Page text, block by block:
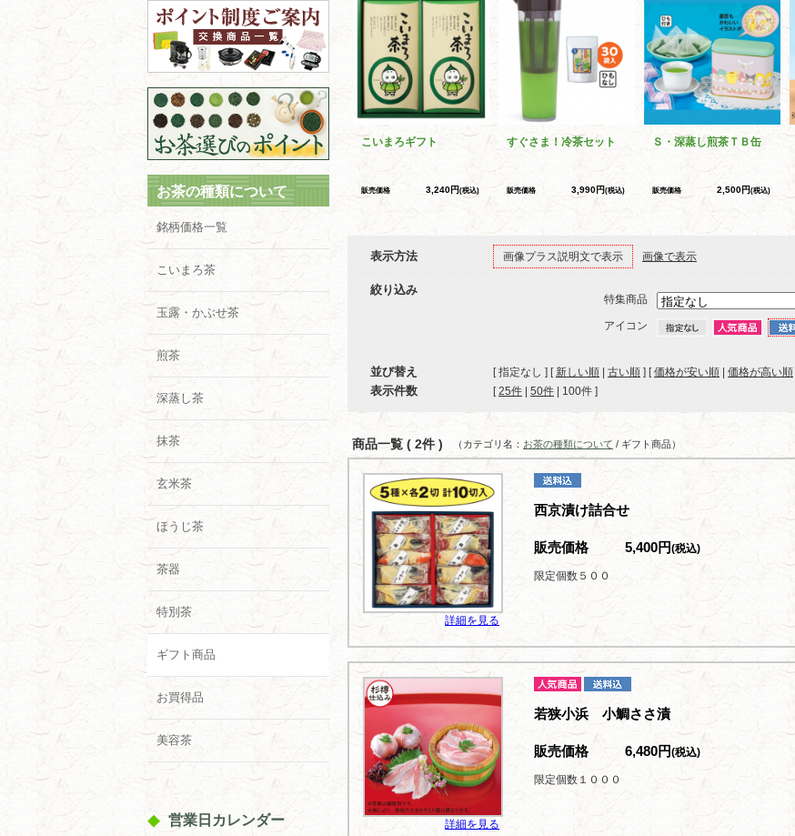
お茶の種類について
銘柄価格一覧
こいまろ茶
玉露・かぶせ茶
煎茶
深蒸し茶
抹茶
玄米茶
ほうじ茶
茶器
特別茶
ギフト商品
お買得品
美容茶
営業日カレンダー
こいまろギフト
販売価格 3,240円(税込)
すぐさま！冷茶セット
販売価格 3,990円(税込)
Ｓ・深蒸し煎茶ＴＢ缶
販売価格 2,500円(税込)
表示方法 画像プラス説明文で表示 画像で表示
絞り込み
特集商品
アイコン
並び替え [ 指定なし ] [ 新しい順 古い順 ] [価格が安い順 価格が高い順
表示件数 [ 25件 50件 100件 ]
商品一覧 ( 2件 ) （カテゴリ名： お茶の種類について / ギフト商品）
詳細を見る
西京漬け詰合せ
販売価格 5,400円(税込)
限定個数５００
詳細を見る
若狭小浜 小鯛ささ漬
販売価格 6,480円(税込)
限定個数１０００